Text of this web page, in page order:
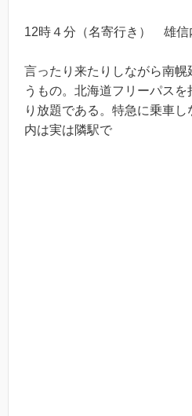
12時４分（名寄行き） 雄信
言ったり来たりしながら南
うもの。北海道フリーパス
り放題である。特急に乗車
内は実は隣駅で